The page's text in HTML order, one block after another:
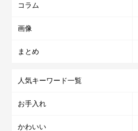
コラム
画像
まとめ
人気キーワード一覧
お手入れ
かわいい